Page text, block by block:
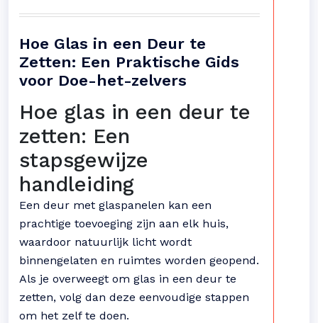
Hoe Glas in een Deur te
Zetten: Een Praktische Gids
voor Doe-het-zelvers
Hoe glas in een deur te
zetten: Een
stapsgewijze
handleiding
Een deur met glaspanelen kan een
prachtige toevoeging zijn aan elk huis,
waardoor natuurlijk licht wordt
binnengelaten en ruimtes worden geopend.
Als je overweegt om glas in een deur te
zetten, volg dan deze eenvoudige stappen
om het zelf te doen.